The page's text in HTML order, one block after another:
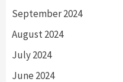
September 2024
August 2024
July 2024
June 2024